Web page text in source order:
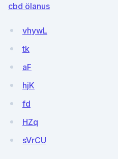
cbd ölanus
vhywL
tk
aF
hjK
fd
HZq
sVrCU